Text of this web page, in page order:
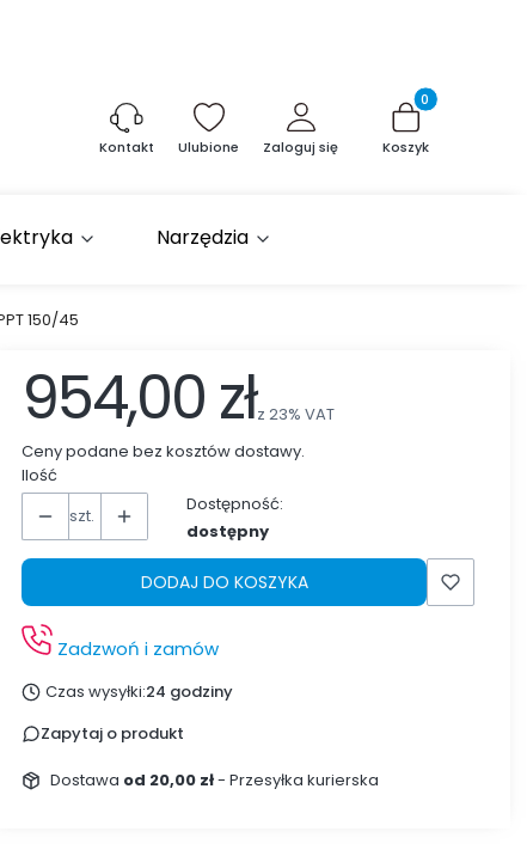
Kontakt Ulubione Zaloguj się
Produkty w
Koszyk
Narzędzia
150/45
954,00 złz 23% VAT
Ceny podane bez kosztów dostawy.
Ilość
szt.
Dostępność:
dostępny
DODAJ DO KOSZYKA
Zadzwoń i zamów
Czas wysyłki:24 godziny
Zapytaj o produkt
Dostawa od 20,00 zł- Przesyłka kurierska